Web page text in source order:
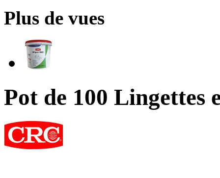
Plus de vues
Pot de 100 Lingettes